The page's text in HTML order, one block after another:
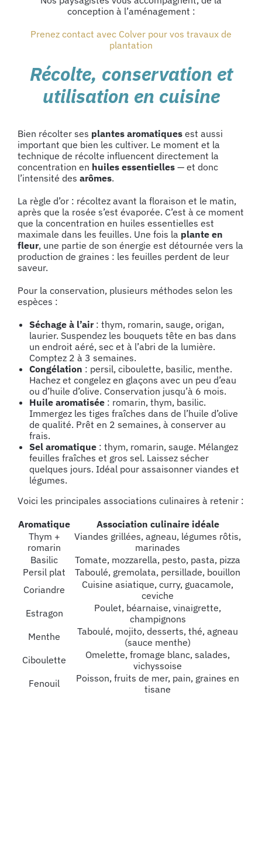
conception à l’aménagement :
Prenez contact avec Colver pour vos travaux de
plantation
Récolte, conservation et
utilisation en cuisine
Bien récolter ses plantes aromatiques est aussi
important que bien les cultiver. Le moment et la
technique de récolte influencent directement la
concentration en huiles essentielles — et donc
l’intensité des arômes.
La règle d’or : récoltez avant la floraison et le matin,
après que la rosée s’est évaporée. C’est à ce moment
que la concentration en huiles essentielles est
maximale dans les feuilles. Une fois la plante en
fleur, une partie de son énergie est détournée vers la
production de graines : les feuilles perdent de leur
saveur.
Pour la conservation, plusieurs méthodes selon les
espèces :
Séchage à l’air: thym, romarin, sauge, origan,
laurier. Suspendez les bouquets tête en bas dans
un endroit aéré, sec et à l’abri de la lumière.
Comptez 2 à 3 semaines.
Congélation : persil, ciboulette, basilic, menthe.
Hachez et congelez en glaçons avec un peu d’eau
ou d’huile d’olive. Conservation jusqu’à 6 mois.
Huile aromatisée : romarin, thym, basilic.
Immergez les tiges fraîches dans de l’huile d’olive
de qualité. Prêt en 2 semaines, à conserver au
frais.
Sel aromatique : thym, romarin, sauge. Mélangez
feuilles fraîches et gros sel. Laissez sécher
quelques jours. Idéal pour assaisonner viandes et
légumes.
Voici les principales associations culinaires à retenir :
Aromatique
Association culinaire idéale
Thym +
romarin
Viandes grillées, agneau, légumes rôtis,
marinades
Basilic
Tomate, mozzarella, pesto, pasta, pizza
Persil plat
Taboulé, gremolata, persillade, bouillon
Coriandre
Cuisine asiatique, curry, guacamole,
ceviche
Estragon
Poulet, béarnaise, vinaigrette,
champignons
Menthe
Taboulé, mojito, desserts, thé, agneau
(sauce menthe)
Ciboulette
Omelette, fromage blanc, salades,
vichyssoise
Fenouil
Poisson, fruits de mer, pain, graines en
tisane